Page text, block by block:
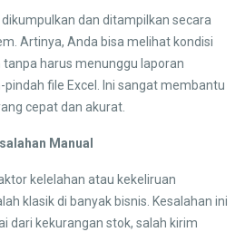
dan ditampilkan secara
Artinya, Anda bisa melihat kondisi
tanpa harus menunggu laporan
file Excel. Ini sangat membantu
cepat dan akurat.
Manual
kelelahan atau kekeliruan
klasik di banyak bisnis. Kesalahan ini
dari kekurangan stok, salah kirim